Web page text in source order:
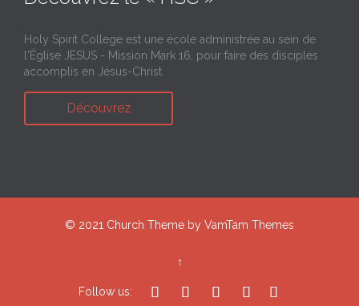
Holy Spirit College est une école administrée au sein de
l'Église JESUS - Mission Mark 16, pour faire des disciples
accomplis en Jésus-Christ.
Découvrez
© 2021 Church Theme by VamTam Themes
↑
Follow us:     